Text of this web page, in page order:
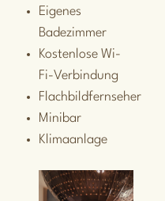
Eigenes
Badezimmer
Kostenlose Wi-
Fi-Verbindung
Flachbildfernseher
Minibar
Klimaanlage